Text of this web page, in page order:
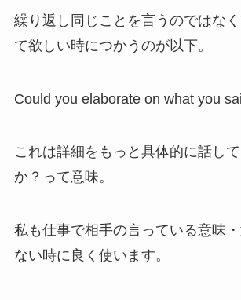
繰り返し同じことを言うのではな
て欲しい時につかうのが以下。
Could you elaborate on what you
これは詳細をもっと具体的に話し
か？って意味。
私も仕事で相手の言っている意味
ない時に良く使います。